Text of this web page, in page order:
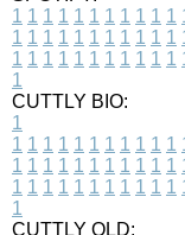
1 1 1 1 1 1 1 1 1 1 1
1 1 1 1 1 1 1 1 1 1 1
1 1 1 1 1 1 1 1 1 1 1
1
CUTTLY BIO:
1
1 1 1 1 1 1 1 1 1 1 1
1 1 1 1 1 1 1 1 1 1 1
1 1 1 1 1 1 1 1 1 1 1
1
CUTTLY OLD: